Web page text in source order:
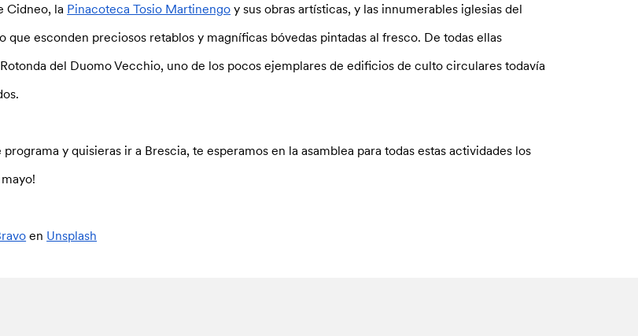
Cidneo, la Pinacoteca Tosio Martinengo y sus obras artísticas, y las innumerables iglesias del
que esconden preciosos retablos y magníficas bóvedas pintadas al fresco. De todas ellas
del Duomo Vecchio, uno de los pocos ejemplares de edificios de culto circulares todavía
programa y quisieras ir a Brescia, te esperamos en la asamblea para todas estas actividades los
en Unsplash